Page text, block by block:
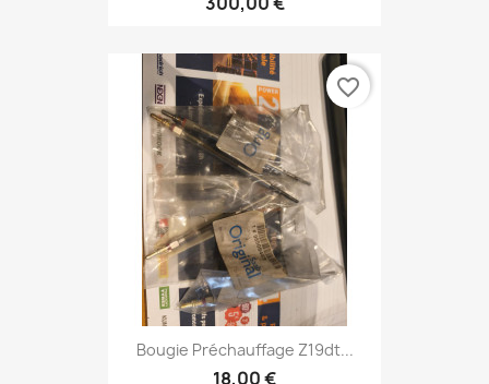
Bougie Préchauffage Z19dt...
18,00 €
favorite_border